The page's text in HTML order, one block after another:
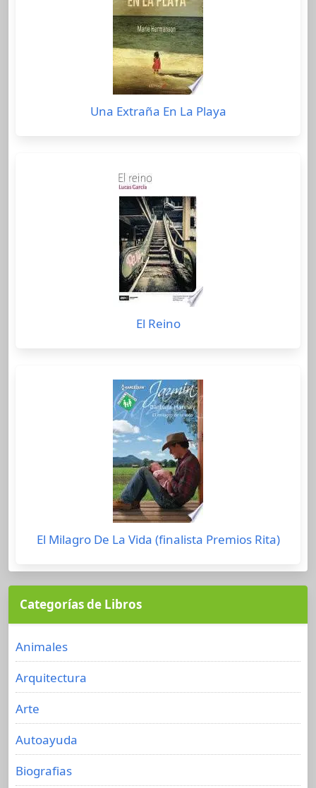
Una Extraña En La Playa
El Reino
El Milagro De La Vida (finalista Premios Rita)
Categorías de Libros
Animales
Arquitectura
Arte
Autoayuda
Biografias